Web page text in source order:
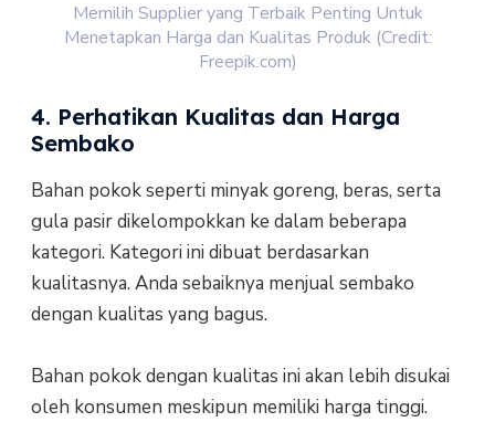
Memilih Supplier yang Terbaik Penting Untuk
Menetapkan Harga dan Kualitas Produk (Credit:
Freepik.com)
4. Perhatikan Kualitas dan Harga
Sembako
Bahan pokok seperti minyak goreng, beras, serta
gula pasir dikelompokkan ke dalam beberapa
kategori. Kategori ini dibuat berdasarkan
kualitasnya. Anda sebaiknya menjual sembako
dengan kualitas yang bagus.
Bahan pokok dengan kualitas ini akan lebih disukai
oleh konsumen meskipun memiliki harga tinggi.